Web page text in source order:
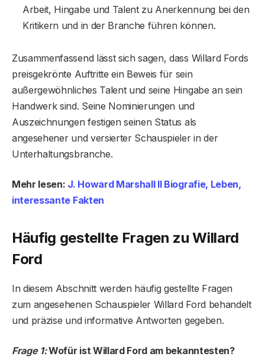
Arbeit, Hingabe und Talent zu Anerkennung bei den
Kritikern und in der Branche führen können.
Zusammenfassend lässt sich sagen, dass Willard Fords
preisgekrönte Auftritte ein Beweis für sein
außergewöhnliches Talent und seine Hingabe an sein
Handwerk sind. Seine Nominierungen und
Auszeichnungen festigen seinen Status als
angesehener und versierter Schauspieler in der
Unterhaltungsbranche.
Mehr lesen: J. Howard Marshall II Biografie, Leben,
interessante Fakten
Häufig gestellte Fragen zu Willard
Ford
In diesem Abschnitt werden häufig gestellte Fragen
zum angesehenen Schauspieler Willard Ford behandelt
und präzise und informative Antworten gegeben.
Frage 1:Wofür ist Willard Ford am bekanntesten?